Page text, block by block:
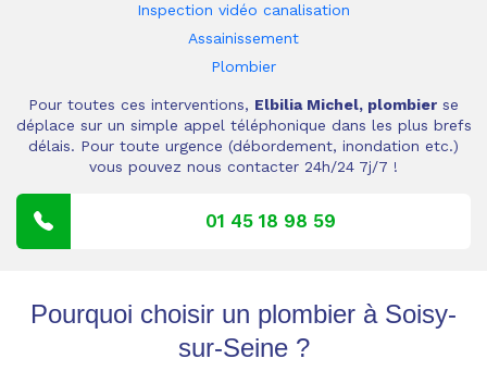
Inspection vidéo canalisation
Assainissement
Plombier
Pour toutes ces interventions, Elbilia Michel, plombier se
déplace sur un simple appel téléphonique dans les plus brefs
délais. Pour toute urgence (débordement, inondation etc.)
vous pouvez nous contacter 24h/24 7j/7 !
01 45 18 98 59
Pourquoi choisir un plombier à Soisy-
sur-Seine ?